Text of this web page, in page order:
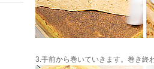
3.手前から巻いていきます。巻き終